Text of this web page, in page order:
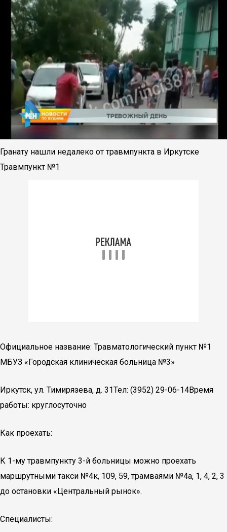
Гранату нашли недалеко от травмпункта в Иркутске
Травмпункт №1
Официальное название: Травматологический пункт №1
МБУЗ «Городская клиническая больница №3»
Иркутск, ул. Тимирязева, д. 31Тел: (3952) 29-06-14Время
работы: круглосуточно
Как проехать:
К 1-му травмпункту 3-й больницы можно проехать
маршрутными такси №4к, 109, 59, трамваями №4а, 1, 4, 2, 3
до остановки «Центральный рынок».
Специалисты: